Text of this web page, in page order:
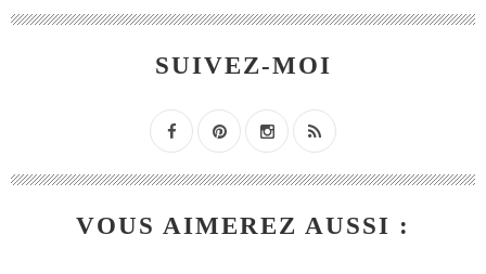
SUIVEZ-MOI
VOUS AIMEREZ AUSSI :